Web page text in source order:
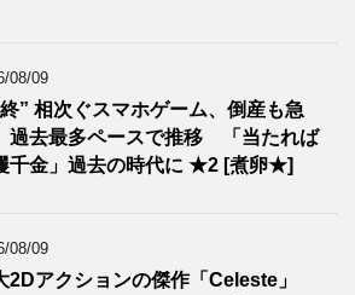
08/09
” 相次ぐスマホゲーム、倒産も急
去最多ペースで推移 「当たれば
千金」過去の時代に ★2 [煮卵★]
08/09
2Dアクションの傑作「Celeste」